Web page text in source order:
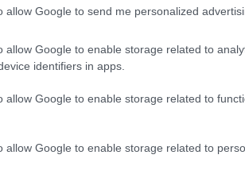
allow Google to send me personalized
allow Google to enable storage related to
identifiers in apps.
allow Google to enable storage related to
allow Google to enable storage related to
successione imprenditoriale,
e concretezza. L’obiettivo è
che li affiancano,